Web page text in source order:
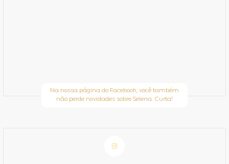
Na nossa página do Facebook, você também
não perde novidades sobre Selena. Curta!